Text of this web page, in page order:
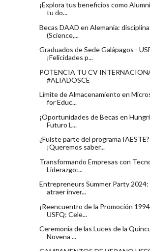
¡Explora tus beneficios como
tu do...
Becas DAAD en Alemania:
(Science,...
Graduados de Sede Galápagos -
¡Felicidades p...
POTENCIA TU CV
#ALIADOSCE
Límite de Almacenamiento en
for Educ...
¡Oportunidades de Becas en
Futuro L...
¿Fuiste parte del programa IAESTE?
¡Queremos saber...
Transformando Empresas con
Liderazgo:...
Entrepreneurs Summer Party 2024:
atraer inver...
¡Reencuentro de la Promoción
USFQ: Cele...
Ceremonia de las Luces de la
Novena ...